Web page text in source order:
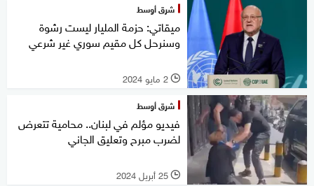
شرق أوسط
ميقاتي: حزمة المليار ليست رشوة
وسنرحل كل مقيم سوري غير شرعي
l 2 مايو 2024
شرق أوسط
فيديو مؤلم في لبنان.. محامية تتعرض
لضرب مبرح وتعليق الجاني
l 25 أبريل 2024